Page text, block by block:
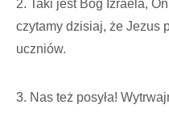
2. Taki jest Bóg Izraela,
czytamy dzisiaj, że Jezus
uczniów.
3. Nas też posyła!